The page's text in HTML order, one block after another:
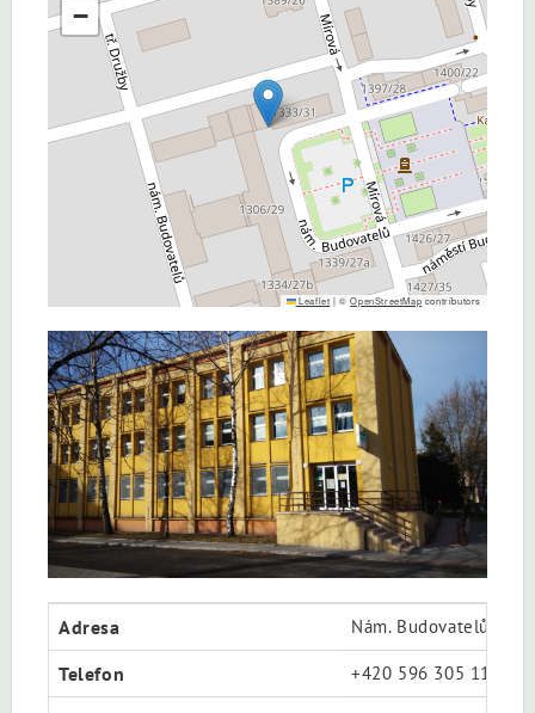
−
Leaflet | ©OpenStreetMap contributors
Adresa Nám. Budovatelů
Telefon +420 596 305 111